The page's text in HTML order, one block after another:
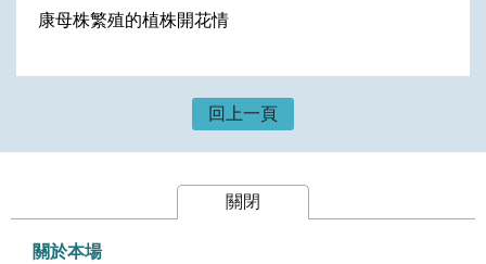
康母株繁殖的植株開花情
回上一頁
關閉
關於本場